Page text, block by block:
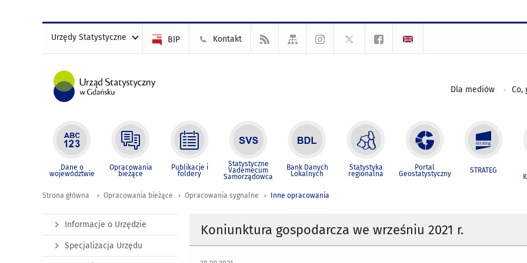
Urzędy Statystyczne BIP Kontakt
Dla mediów Co,
Dane o
województwie
Opracowania
bieżące
Publikacje i
foldery
Statystyczne
Vademecum
Samorządowca
Bank Danych
Lokalnych
Statystyka
regionalna
Portal
Geostatystyczny STRATEG
Strona główna Opracowania bieżące Opracowania sygnalne Inne opracowania
Koniunktura gospodarcza we wrześniu 2021 r.
Informacje o Urzędzie
Specjalizacja Urzędu